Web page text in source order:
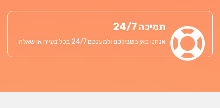
תמיכה 24/7
אנחנו כאן בשבילכם ולמענכם 24/7 בכל בעייה או שאלה.